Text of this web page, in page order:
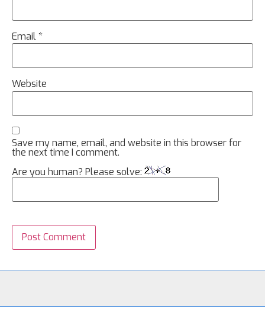
Email*
Website
Save my name, email, and website in this browser for
the next time I comment.
Are you human? Please solve: